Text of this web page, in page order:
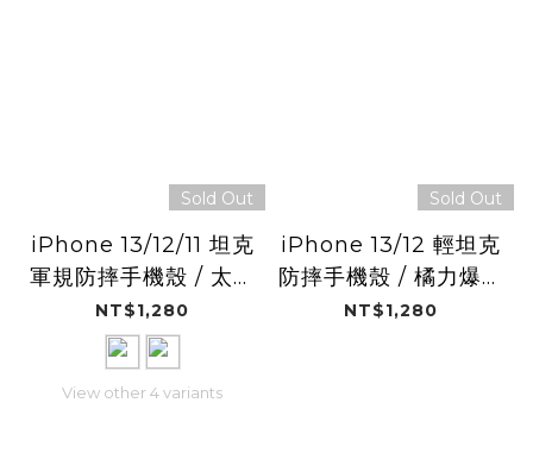
Sold Out
iPhone 13/12/11 坦克
軍規防摔手機殼 / 太空
航隊 (桃園璞園領航
猿)
NT$1,280
View other 4 variants
Sold Out
iPhone 13/12 輕坦克
防摔手機殼 / 橘力爆發
(桃園璞園領航猿)
NT$1,280